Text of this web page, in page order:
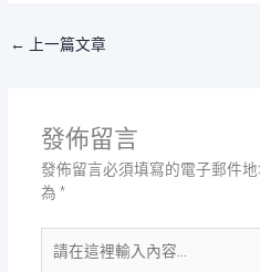
← 上一篇文章
發佈留言
發佈留言必須填寫的電子郵件地
為 *
在